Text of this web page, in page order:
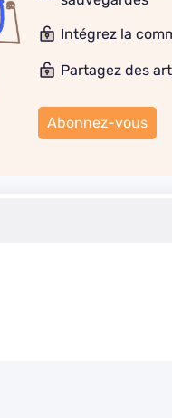
Intégrez la
Partagez des
Abonnez-vous